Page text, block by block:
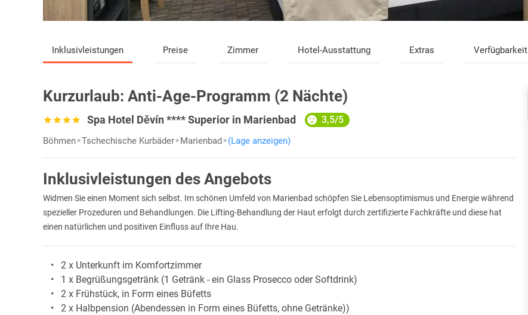
Inklusivleistungen Preise Zimmer Hotel-Ausstattung Extras Verfügbarkeit
Kurzurlaub: Anti-Age-Programm (2 Nächte)
Spa Hotel Děvín **** Superior in Marienbad 3,5/5
Böhmen Tschechische Kurbäder Marienbad (Lage anzeigen)
Inklusivleistungen des Angebots
Widmen Sie einen Moment sich selbst. Im schönen Umfeld von Marienbad schöpfen Sie Lebensoptimismus und Energie während
spezieller Prozeduren und Behandlungen. Die Lifting-Behandlung der Haut erfolgt durch zertifizierte Fachkräfte und diese hat
einen natürlichen und positiven Einfluss auf Ihre Hau.
2 x Unterkunft im Komfortzimmer
1 x Begrüßungsgetränk (1 Getränk - ein Glass Prosecco oder Softdrink)
2 x Frühstück, in Form eines Büfetts
2 x Halbpension (Abendessen in Form eines Büfetts, ohne Getränke))